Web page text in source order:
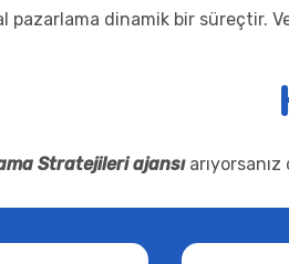
pazarlama dinamik bir süreçtir.
Stratejileri ajansı